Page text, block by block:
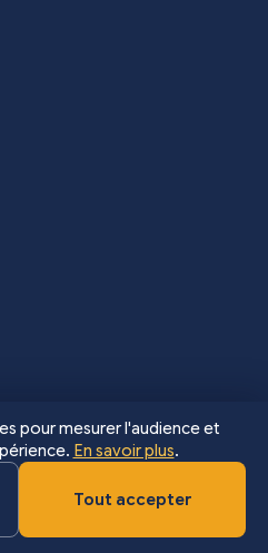
pour mesurer l'audience et
En savoir plus.
Tout accepter